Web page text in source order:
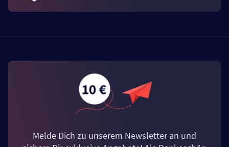
Melde Dich zu unserem Newsletter an und